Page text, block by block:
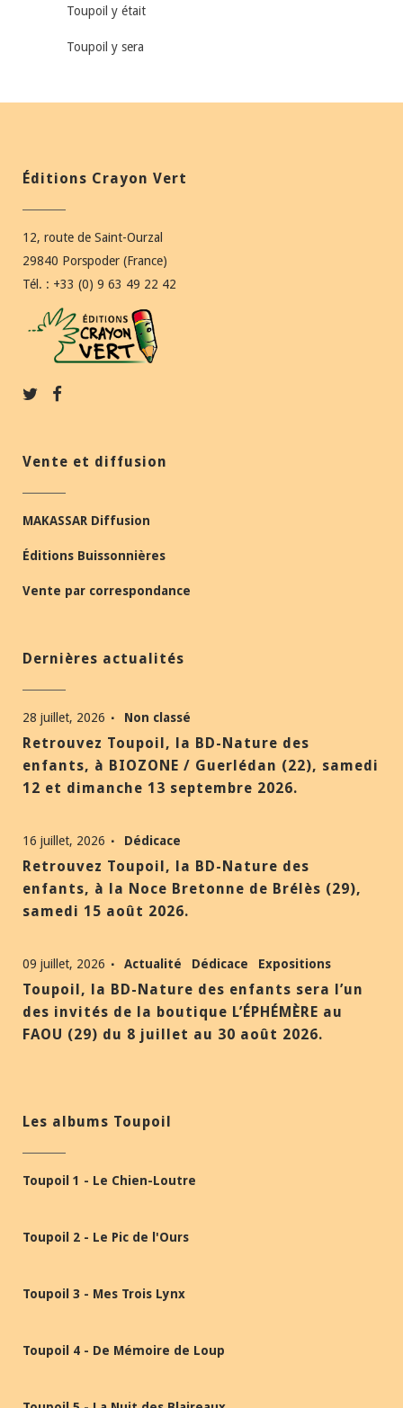
Toupoil y était
Toupoil y sera
Éditions Crayon Vert
12, route de Saint-Ourzal
29840 Porspoder (France)
Tél. : +33 (0) 9 63 49 22 42
Vente et diffusion
MAKASSAR Diffusion
Éditions Buissonnières
Vente par correspondance
Dernières actualités
28 juillet, 2026 Non classé
Retrouvez Toupoil, la BD-Nature des
enfants, à BIOZONE / Guerlédan (22), samedi
12 et dimanche 13 septembre 2026.
16 juillet, 2026 Dédicace
Retrouvez Toupoil, la BD-Nature des
enfants, à la Noce Bretonne de Brélès (29),
samedi 15 août 2026.
09 juillet, 2026 Actualité Dédicace Expositions
Toupoil, la BD-Nature des enfants sera l’un
des invités de la boutique L’ÉPHÉMÈRE au
FAOU (29) du 8 juillet au 30 août 2026.
Les albums Toupoil
Toupoil 1 - Le Chien-Loutre
Toupoil 2 - Le Pic de l'Ours
Toupoil 3 - Mes Trois Lynx
Toupoil 4 - De Mémoire de Loup